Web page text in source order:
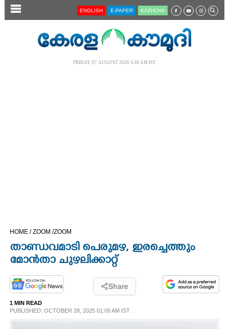
SECTIONS ENGLISH E-PAPER KĀZHCHA
FRIDAY, 07 AUGUST 2026 4.38 AM IST
HOME /ZOOM /ZOOM
താണ്ഡവമാടി പെരുമഴ, ഇരച്ചെത്തും
മോൻതാ ചുഴലിക്കാറ്റ്
Share
1 MIN READ
PUBLISHED: OCTOBER 28, 2025 01:09 AM IST